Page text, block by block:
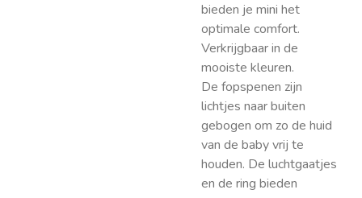
bieden je mini het
optimale comfort.
Verkrijgbaar in de
mooiste kleuren.
De fopspenen zijn
lichtjes naar buiten
gebogen om zo de huid
van de baby vrij te
houden. De luchtgaatjes
en de ring bieden